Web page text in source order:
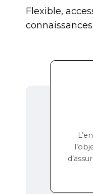
Flexible,
connaissances.